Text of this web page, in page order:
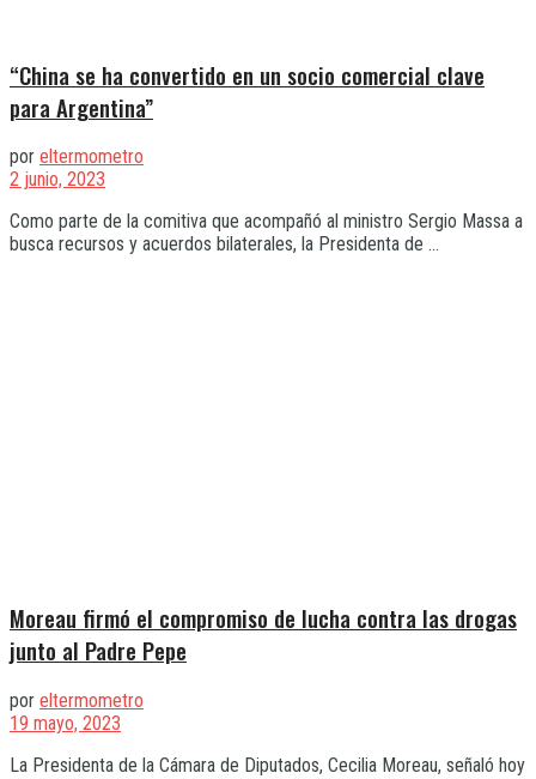
“China se ha convertido en un socio comercial clave
para Argentina”
por eltermometro
2 junio, 2023
Como parte de la comitiva que acompañó al ministro Sergio Massa a
busca recursos y acuerdos bilaterales, la Presidenta de ...
Moreau firmó el compromiso de lucha contra las drogas
junto al Padre Pepe
por eltermometro
19 mayo, 2023
La Presidenta de la Cámara de Diputados, Cecilia Moreau, señaló hoy